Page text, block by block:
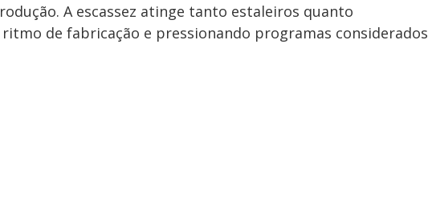
A escassez atinge tanto estaleiros quanto
de fabricação e pressionando programas considerados